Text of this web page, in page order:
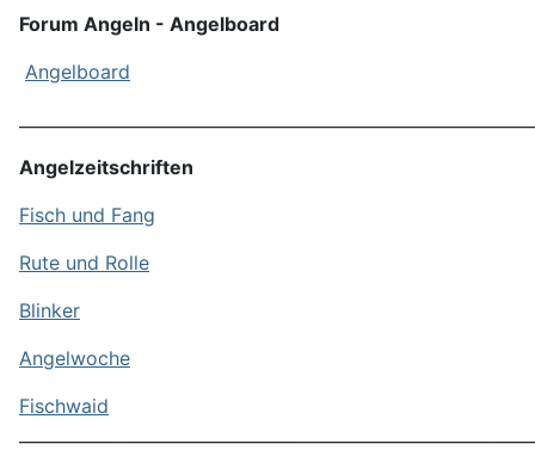
Forum Angeln - Angelboard
Angelboard
Angelzeitschriften
Fisch und Fang
Rute und Rolle
Blinker
Angelwoche
Fischwaid